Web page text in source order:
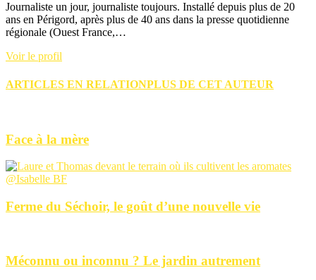
Journaliste un jour, journaliste toujours. Installé depuis plus de 20
ans en Périgord, après plus de 40 ans dans la presse quotidienne
régionale (Ouest France,…
Voir le profil
ARTICLES EN RELATIONPLUS DE CET AUTEUR
Face à la mère
Ferme du Séchoir, le goût d’une nouvelle vie
Méconnu ou inconnu ? Le jardin autrement